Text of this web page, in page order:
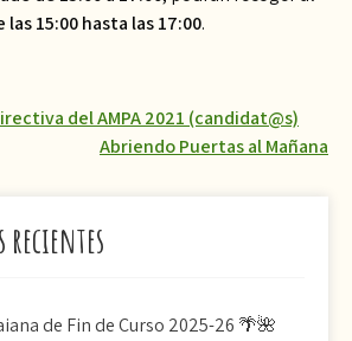
las 15:00 hasta las 17:00.
del AMPA 2021 (candidat@s)
Abriendo Puertas al Mañana
recientes
de Fin de Curso 2025-26 🌴🌺